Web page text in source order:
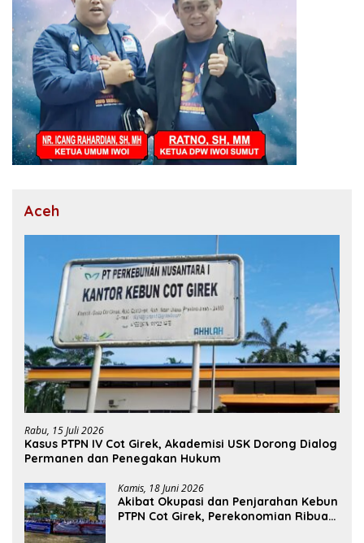
Aceh
Rabu, 15 Juli 2026
Kasus PTPN IV Cot Girek, Akademisi USK Dorong Dialog
Permanen dan Penegakan Hukum
Kamis, 18 Juni 2026
Akibat Okupasi dan Penjarahan Kebun
PTPN Cot Girek, Perekonomian Ribuan